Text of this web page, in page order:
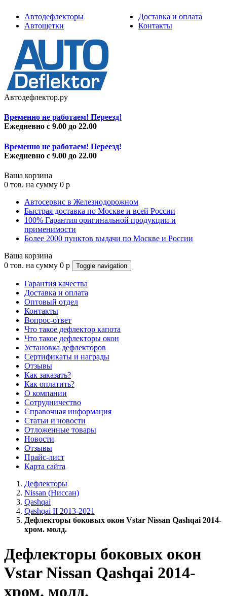
Автодефлекторы
Автощетки
Доставка и оплата
Контакты
Автодефлектор.ру
Временно не работаем! Переезд!
Ежедневно с 9.00 до 22.00
Временно не работаем! Переезд!
Ежедневно с 9.00 до 22.00
Ваша корзина
0 тов. на сумму 0 p
Автосервис в Железнодорожном
Быстрая доставка по Москве и всей России
100% Гарантия оригинальной продукции и
применимости
Более 2000 пунктов выдачи по Москве и России
Ваша корзина
0 тов. на сумму 0 p Toggle navigation
Гарантия качества
Доставка и оплата
Оптовый отдел
Контакты
Вопрос-ответ
Что такое дефлектор капота
Что такое дефлекторы окон
Установка дефлекторов
Сертификаты и награды
Отзывы
Как заказать?
Как оплатить?
О компании
Сотрудничество
Справочная информация
Статьи и новости
Отложенные товары
Новости
Отзывы
Прайс-лист
Карта сайта
Дефлекторы
Nissan (Ниссан)
Qashqai
Qashqai II 2013-2021
Дефлекторы боковых окон Vstar Nissan Qashqai 2014-
хром. молд.
Дефлекторы боковых окон
Vstar Nissan Qashqai 2014-
хром. молд.